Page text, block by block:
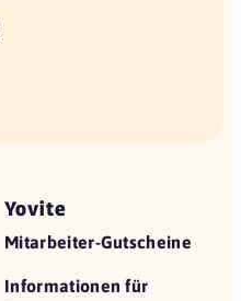
Yovite
Mitarbeiter-Gutscheine
Informationen für